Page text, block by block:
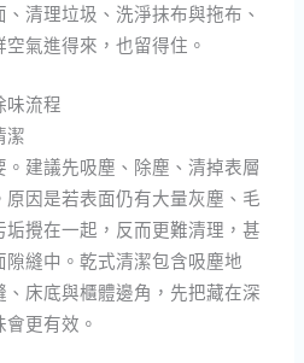
清理垃圾、洗淨抹布與拖布、
氣進得來，也留得住。
味流程
潔
建議先吸塵、除塵、清掉表層
因是若表面仍有大量灰塵、毛
攪在一起，反而更難清理，甚
縫中。乾式清潔包含吸塵地
床底與櫃體邊角，先把藏在深
更有效。